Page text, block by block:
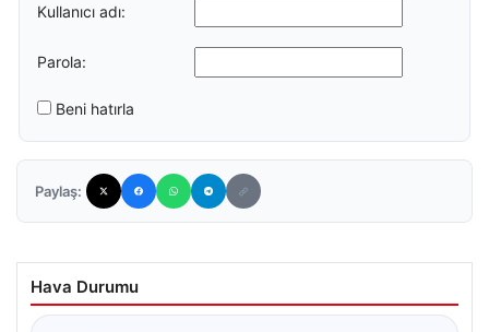
Kullanıcı adı:
Parola:
Beni hatırla
Paylaş:
Hava Durumu